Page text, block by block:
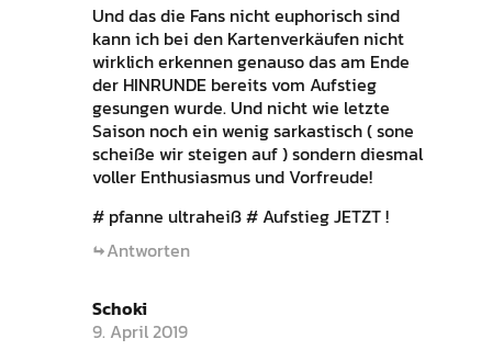
Und das die Fans nicht euphorisch sind
kann ich bei den Kartenverkäufen nicht
wirklich erkennen genauso das am Ende
der HINRUNDE bereits vom Aufstieg
gesungen wurde. Und nicht wie letzte
Saison noch ein wenig sarkastisch ( sone
scheiße wir steigen auf ) sondern diesmal
voller Enthusiasmus und Vorfreude!
# pfanne ultraheiß # Aufstieg JETZT !
Antworten
Schoki
9. April 2019